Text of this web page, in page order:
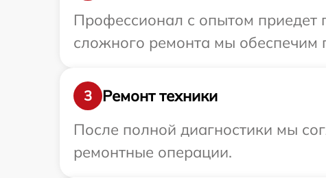
Профессионал с опытом приедет
сложного ремонта мы обеспечим
3
Ремонт техники
После полной диагностики мы
ремонтные операции.